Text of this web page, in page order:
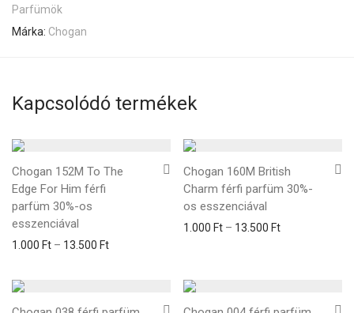
Parfümök
Márka: Chogan
Kapcsolódó termékek
Chogan 152M To The
Edge For Him férfi
parfüm 30%-os
esszenciával
1.000 Ft – 13.500 FtÁrtartomány: 1.000 Ft - 13.500 Ft
Chogan 160M British
Charm férfi parfüm 30%-
os esszenciával
1.000 Ft – 13.500 FtÁrtartomány: